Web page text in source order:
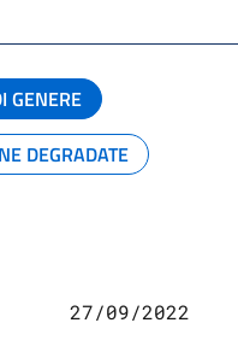
GENERE
DEGRADATE
27/09/2022